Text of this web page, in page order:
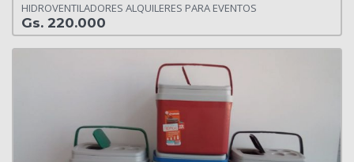
HIDROVENTILADORES ALQUILERES PARA EVENTOS
Gs. 220.000